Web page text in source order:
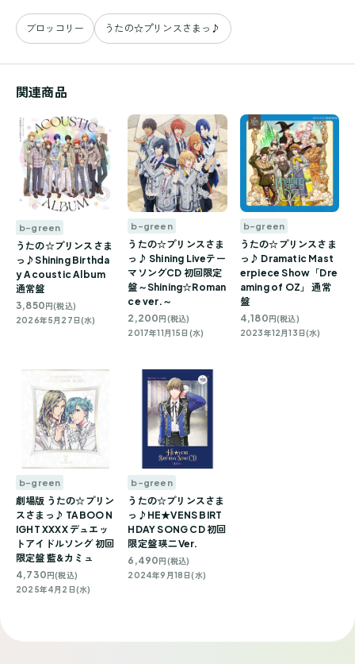
ブロッコリー うたの☆プリンスさまっ♪
関連商品
b-green
うたの☆プリンスさま
っ♪Shining Birthda
y Acoustic Album
通常盤
3,850円(税込)
2026年5月27日(水)
b-green
うたの☆プリンスさま
っ♪ Shining Liveテー
マソングCD 初回限定
盤～Shining☆Roman
ce ver.～
2,200 円(税込)
2017年11月15日(水)
b-green
うたの☆プリンスさま
っ♪ Dramatic Mast
erpiece Show「Dre
aming of OZ」 通常
盤
4,180円(税込)
2023年12月13日(水)
b-green
劇場版 うたの☆プリン
スさまっ♪ TABOO N
IGHT XXXX デュエッ
トアイドルソング 初回
限定盤 藍&カミュ
4,730 円(税込)
2025年4月2日(水)
b-green
うたの☆プリンスさま
っ♪HE★VENS BIRT
HDAY SONG CD 初回
限定盤 瑛二Ver.
6,490 円(税込)
2024年9月18日(水)